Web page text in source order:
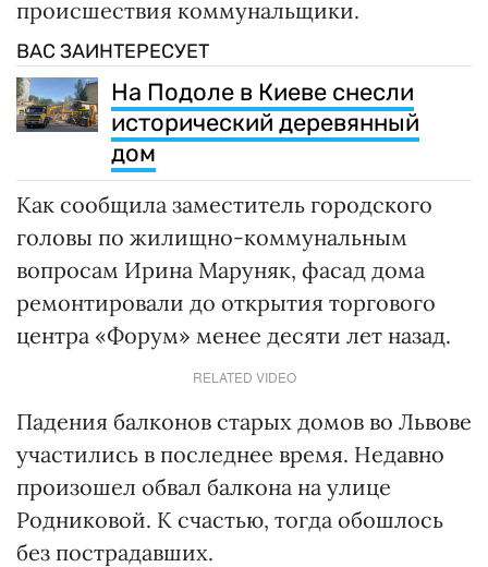
происшествия коммунальщики.
ВАС ЗАИНТЕРЕСУЕТ
На Подоле в Киеве снесли
исторический деревянный
дом
Как сообщила заместитель городского
головы по жилищно-коммунальным
вопросам Ирина Маруняк, фасад дома
ремонтировали до открытия торгового
центра «Форум» менее десяти лет назад.
RELATED VIDEO
Падения балконов старых домов во Львове
участились в последнее время. Недавно
произошел обвал балкона на улице
Родниковой. К счастью, тогда обошлось
без пострадавших.